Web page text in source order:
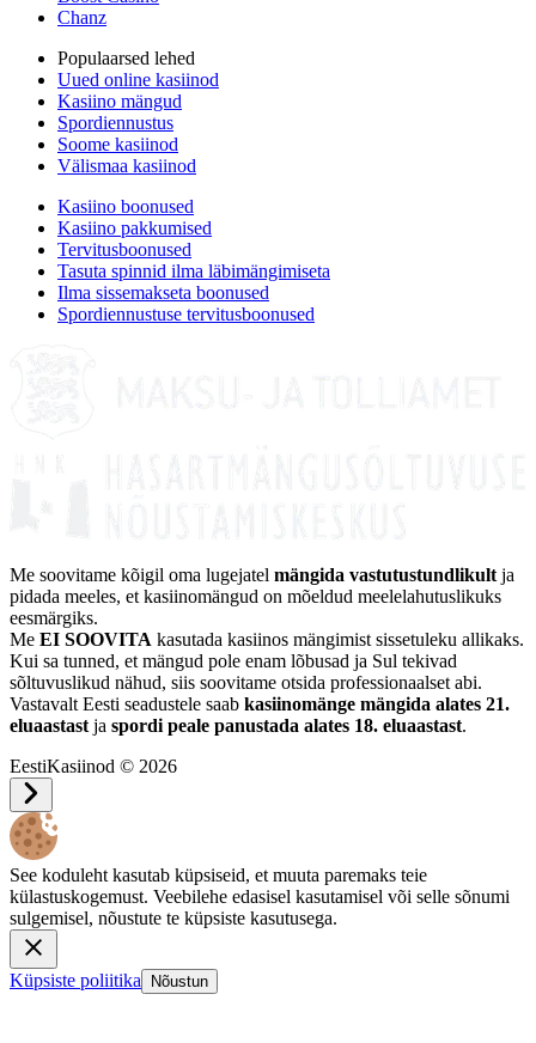
Chanz
Populaarsed lehed
Uued online kasiinod
Kasiino mängud
Spordiennustus
Soome kasiinod
Välismaa kasiinod
Kasiino boonused
Kasiino pakkumised
Tervitusboonused
Tasuta spinnid ilma läbimängimiseta
Ilma sissemakseta boonused
Spordiennustuse tervitusboonused
Me soovitame kõigil oma lugejatel mängida vastutustundlikult ja
pidada meeles, et kasiinomängud on mõeldud meelelahutuslikuks
eesmärgiks.
Me EI SOOVITA kasutada kasiinos mängimist sissetuleku allikaks.
Kui sa tunned, et mängud pole enam lõbusad ja Sul tekivad
sõltuvuslikud nähud, siis soovitame otsida professionaalset abi.
Vastavalt Eesti seadustele saab kasiinomänge mängida alates 21.
eluaastast ja spordi peale panustada alates 18. eluaastast.
EestiKasiinod © 2026
See koduleht kasutab küpsiseid, et muuta paremaks teie
külastuskogemust. Veebilehe edasisel kasutamisel või selle sõnumi
sulgemisel, nõustute te küpsiste kasutusega.
Küpsiste poliitika Nõustun